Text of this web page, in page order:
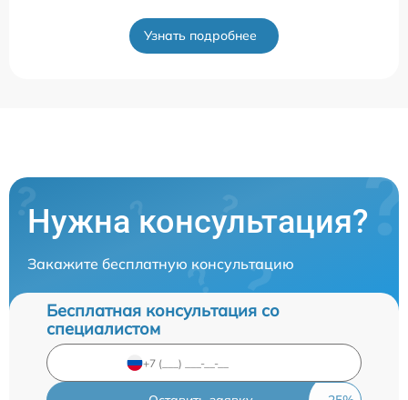
Узнать подробнее
Нужна консультация?
Закажите бесплатную консультацию
Бесплатная консультация со
специалистом